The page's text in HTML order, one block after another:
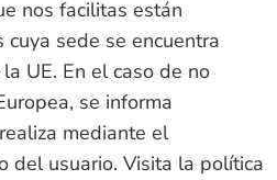
nos facilitas están
sede se encuentra
UE. En el caso de no
se informa
mediante el
del usuario. Visita la política